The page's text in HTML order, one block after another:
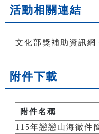
活動相關連結
文化部獎補助資訊網
附件下載
附件名稱
115年戀戀山海徵件